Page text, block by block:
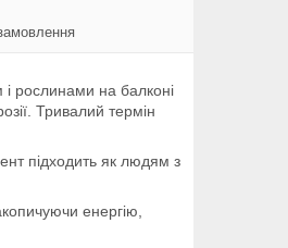
рослинами на балконі
Тривалий термін
підходить як людям з
енергію,